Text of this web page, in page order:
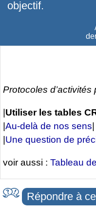
objectif.
Protocoles
Utiliser les tables
Au-delà de nos sens
Une question de
voir aussi : Tableau
Répondre à